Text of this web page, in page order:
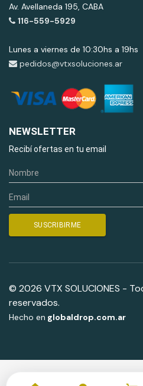
Av. Avellaneda 195, CABA
116-559-5929
Lunes a viernes de 10:30hs a 19hs
pedidos@vtxsoluciones.ar
NEWSLETTER
Recibí ofertas en tu email
© 2026 VTX SOLUCIONES -
reservados.
Hecho en globaldrop.com.ar